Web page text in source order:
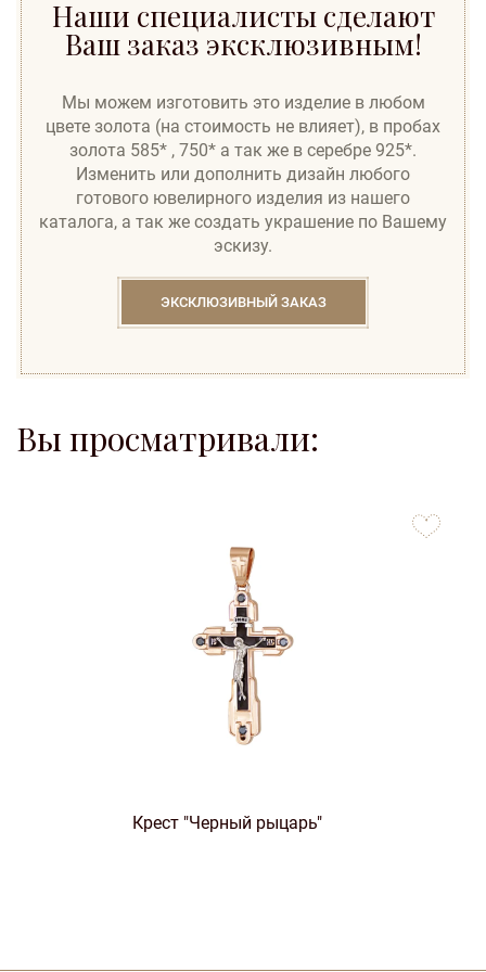
Наши специалисты сделают
Ваш заказ эксклюзивным!
Мы можем изготовить это изделие в любом
цвете золота (на стоимость не влияет), в пробах
золота 585* , 750* а так же в серебре 925*.
Изменить или дополнить дизайн любого
готового ювелирного изделия из нашего
каталога, а так же создать украшение по Вашему
эскизу.
ЭКСКЛЮЗИВНЫЙ ЗАКАЗ
Вы просматривали:
Крест "Черный рыцарь"
favorites